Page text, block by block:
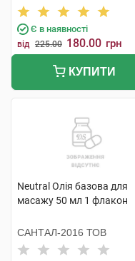
Є в наявності
від 225.00 180.00 грн
КУПИТИ
Neutral Олія базова для
масажу 50 мл 1 флакон
САНТАЛ-2016 ТОВ